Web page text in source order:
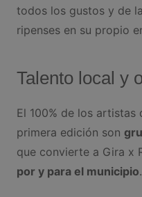
todos los gustos y de
ripenses en su propio
Talento local y
El 100% de los
primera edición son
que convierte a Gira x
por y para el municipio.